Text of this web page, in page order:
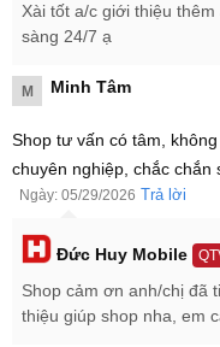
Đây được xem là bước đi
động thị trường
Động thái ra mắt Xiaomi
hãng gia tăng sức cạnh
hút người dùng đang tìm
mức giá hấp dẫn.
Tại cửa hàng Đức Huy
dành cho
512GB. Sản phẩm là
kiện đầy đủ và được bảo
Xài tốt a/c giới thiệu
sàng 24/7 ạ
M Minh Tâm
Shop tư vấn có tâm,
chuyên nghiệp, chắc chắn
Ngày: 05/29/2026 Trả lời
Đức Huy Mobile
Shop cảm ơn anh/chị đã
thiệu giúp shop nha, em